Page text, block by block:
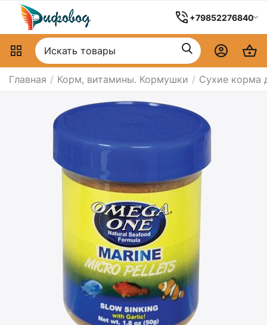
+79852276840
Главная / Корм, витамины. Кормушки / Сухие корма